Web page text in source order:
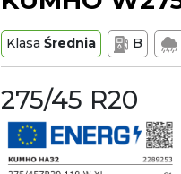
Klasa Średnia B
275/45 R20